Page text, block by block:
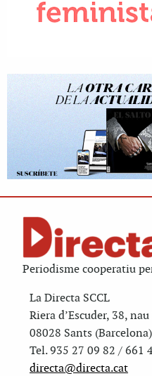
Periodisme cooperatiu
La Directa SCCL
Riera d’Escuder, 38,
08028 Sants (Barcelona)
Tel. 935 27 09 82 / 661
directa@directa.cat